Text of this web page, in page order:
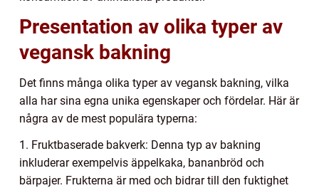
Presentation av olika typer av
vegansk bakning
Det finns många olika typer av vegansk bakning, vilka
alla har sina egna unika egenskaper och fördelar. Här är
några av de mest populära typerna:
1. Fruktbaserade bakverk: Denna typ av bakning
inkluderar exempelvis äppelkaka, bananbröd och
bärpajer. Frukterna är med och bidrar till den fuktighet